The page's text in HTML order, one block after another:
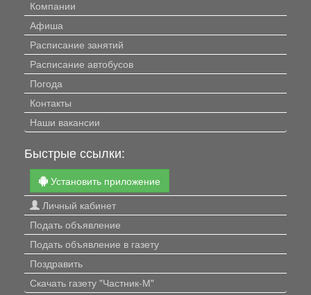
Компании
Афиша
Расписание занятий
Расписание автобусов
Погода
Контакты
Наши вакансии
Быстрые ссылки:
Установить приложение
Личный кабинет
Подать объявление
Подать объявление в газету
Поздравить
Скачать газету "Частник-М"